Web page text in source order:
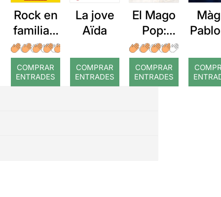
Rock en
familia: I
love
Rock &
Roll
COMPRAR
ENTRADES
La jove
Aïda
COMPRAR
ENTRADES
El Mago
Pop:
Nada es
imposibl
e
COMPRAR
ENTRADES